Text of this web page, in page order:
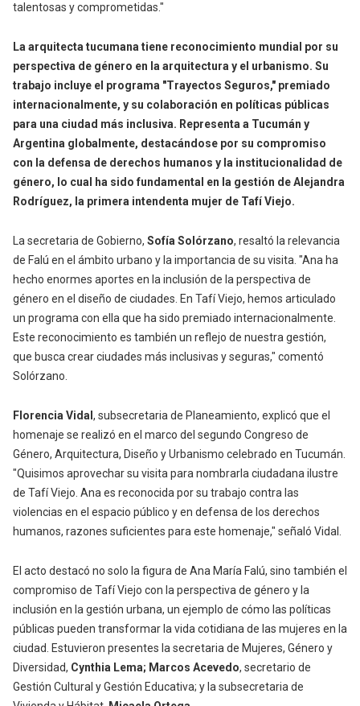
talentosas y comprometidas."
La arquitecta tucumana tiene reconocimiento mundial por su
perspectiva de género en la arquitectura y el urbanismo. Su
trabajo incluye el programa "Trayectos Seguros," premiado
internacionalmente, y su colaboración en políticas públicas
para una ciudad más inclusiva. Representa a Tucumán y
Argentina globalmente, destacándose por su compromiso
con la defensa de derechos humanos y la institucionalidad de
género, lo cual ha sido fundamental en la gestión de Alejandra
Rodríguez, la primera intendenta mujer de Tafí Viejo.
La secretaria de Gobierno, Sofía Solórzano, resaltó la relevancia
de Falú en el ámbito urbano y la importancia de su visita. "Ana ha
hecho enormes aportes en la inclusión de la perspectiva de
género en el diseño de ciudades. En Tafí Viejo, hemos articulado
un programa con ella que ha sido premiado internacionalmente.
Este reconocimiento es también un reflejo de nuestra gestión,
que busca crear ciudades más inclusivas y seguras," comentó
Solórzano.
Florencia Vidal , subsecretaria de Planeamiento, explicó que el
homenaje se realizó en el marco del segundo Congreso de
Género, Arquitectura, Diseño y Urbanismo celebrado en Tucumán.
"Quisimos aprovechar su visita para nombrarla ciudadana ilustre
de Tafí Viejo. Ana es reconocida por su trabajo contra las
violencias en el espacio público y en defensa de los derechos
humanos, razones suficientes para este homenaje," señaló Vidal.
El acto destacó no solo la figura de Ana María Falú, sino también el
compromiso de Tafí Viejo con la perspectiva de género y la
inclusión en la gestión urbana, un ejemplo de cómo las políticas
públicas pueden transformar la vida cotidiana de las mujeres en la
ciudad. Estuvieron presentes la secretaria de Mujeres, Género y
Diversidad, Cynthia Lema; Marcos Acevedo, secretario de
Gestión Cultural y Gestión Educativa; y la subsecretaria de